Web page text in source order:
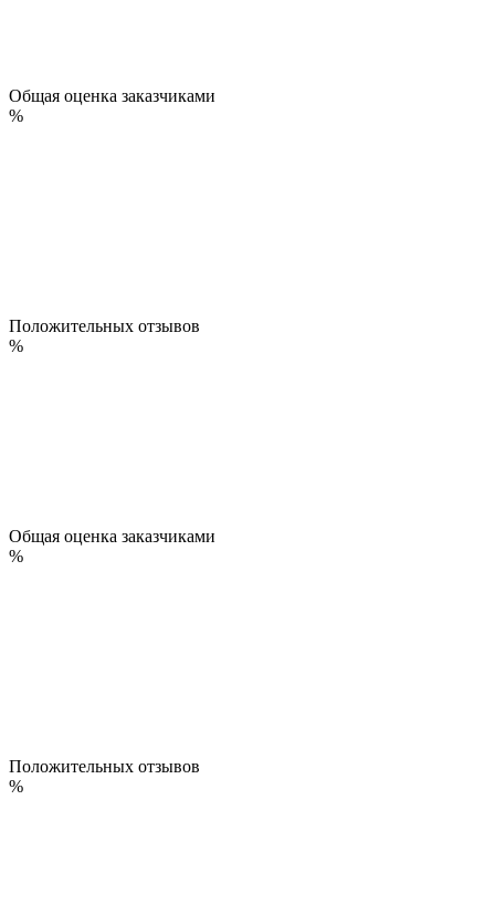
Общая оценка заказчиками
%
Положительных отзывов
%
Общая оценка заказчиками
%
Положительных отзывов
%